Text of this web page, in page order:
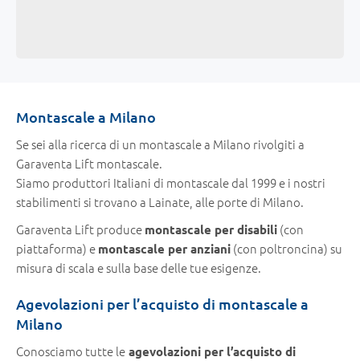
Montascale a Milano
Se sei alla ricerca di un montascale a Milano rivolgiti a
Garaventa Lift montascale.
Siamo produttori Italiani di montascale dal 1999 e i nostri
stabilimenti si trovano a Lainate, alle porte di Milano.
Garaventa Lift produce montascale per disabili (con
piattaforma) e montascale per anziani (con poltroncina) su
misura di scala e sulla base delle tue esigenze.
Agevolazioni per l’acquisto di montascale a
Milano
Conosciamo tutte le agevolazioni per l’acquisto di